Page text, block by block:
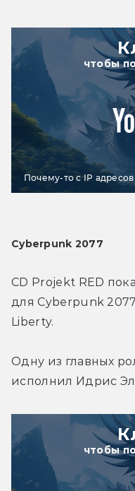
чтобы
Почему-то с IP
Cyberpunk 2077
CD Projekt RED
для Cyberpunk
Liberty.
Одну из главных
исполнил Идрис
чтобы